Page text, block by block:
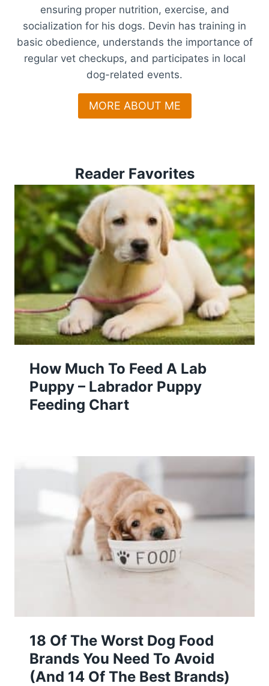
ensuring proper nutrition, exercise, and
socialization for his dogs. Devin has training in
basic obedience, understands the importance of
regular vet checkups, and participates in local
dog-related events.
MORE ABOUT ME
Reader Favorites
How Much To Feed A Lab
Puppy – Labrador Puppy
Feeding Chart
18 Of The Worst Dog Food
Brands You Need To Avoid
(And 14 Of The Best Brands)